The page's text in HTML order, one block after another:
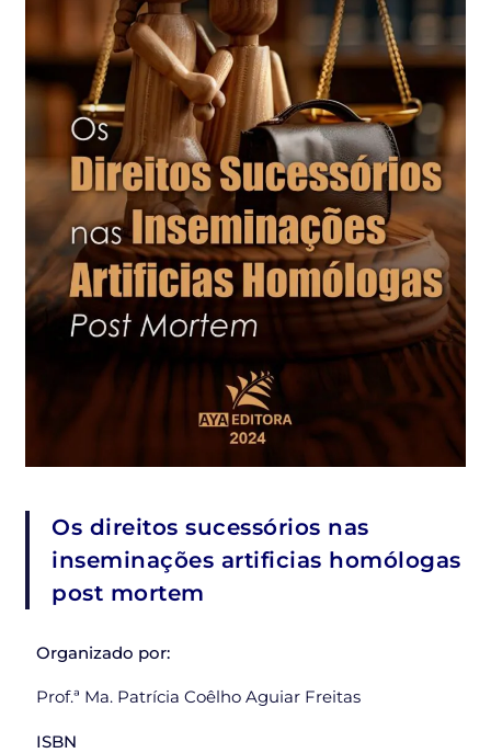
Os direitos sucessórios nas
inseminações artificias homólogas
post mortem
Organizado por:
Prof.ª Ma. Patrícia Coêlho Aguiar Freitas
ISBN